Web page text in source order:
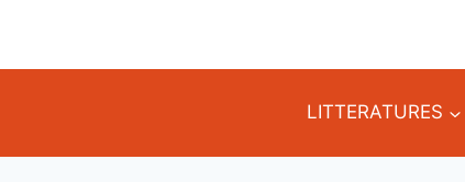
LITTERATURES